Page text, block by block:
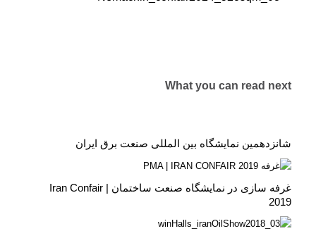
What you can read next
شانزدهمين نمایشگاه بین المللی صنعت برق ایران
غرفه سازی در نمایشگاه صنعت ساختمان | Iran Confair
2019